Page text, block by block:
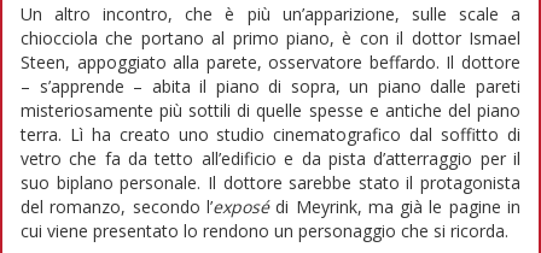
Un altro incontro, che è più un’apparizione, sulle scale a
chiocciola che portano al primo piano, è con il dottor Ismael
Steen, appoggiato alla parete, osservatore beffardo. Il dottore
– s’apprende – abita il piano di sopra, un piano dalle pareti
misteriosamente più sottili di quelle spesse e antiche del piano
terra. Lì ha creato uno studio cinematografico dal soffitto di
vetro che fa da tetto all’edificio e da pista d’atterraggio per il
suo biplano personale. Il dottore sarebbe stato il protagonista
del romanzo, secondo l’exposédi Meyrink, ma già le pagine in
cui viene presentato lo rendono un personaggio che si ricorda.